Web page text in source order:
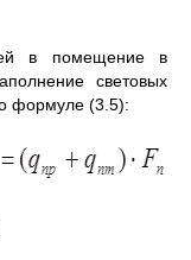
в помещение в
световых
формуле (3.5):